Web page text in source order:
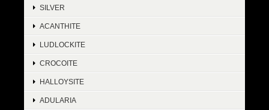
SILVER
ACANTHITE
LUDLOCKITE
CROCOITE
HALLOYSITE
ADULARIA